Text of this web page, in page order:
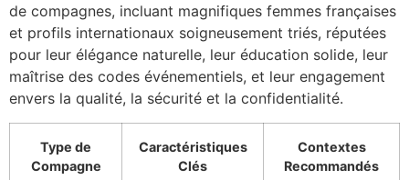
de compagnes, incluant magnifiques femmes françaises
et profils internationaux soigneusement triés, réputées
pour leur élégance naturelle, leur éducation solide, leur
maîtrise des codes événementiels, et leur engagement
envers la qualité, la sécurité et la confidentialité.
Type de
Compagne
Caractéristiques
Clés
Contextes
Recommandés